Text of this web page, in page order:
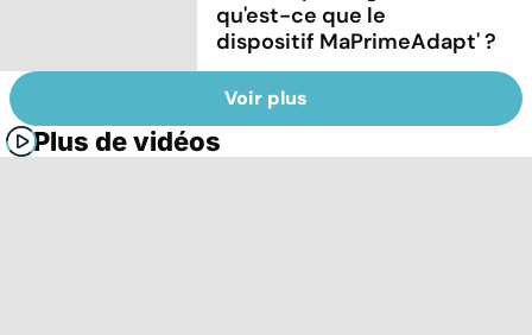
qu'est-ce que le
dispositif MaPrimeAdapt' ?
Voir plus
Plus de vidéos